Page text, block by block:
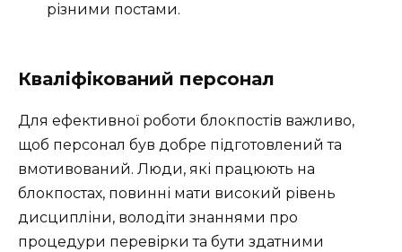
різними постами.
Кваліфікований персонал
Для ефективної роботи блокпостів важливо,
щоб персонал був добре підготовлений та
вмотивований. Люди, які працюють на
блокпостах, повинні мати високий рівень
дисципліни, володіти знаннями про
процедури перевірки та бути здатними